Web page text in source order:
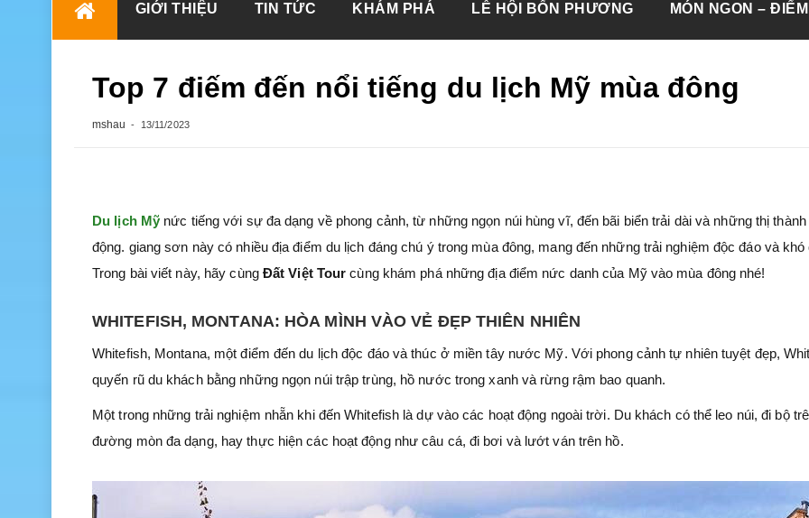
GIỚI THIỆU TIN TỨC KHÁM PHÁ LỄ HỘI BỐN PHƯƠNG MÓN NGON –
Top 7 điếm đến nổi tiếng du lịch Mỹ mùa đông
mshau 13/11/2023
Du lịch Mỹ nức tiếng với sự đa dạng về phong cảnh, từ những ngọn núi hùng vĩ, đến bãi biển trải dài và những thị thành
động. giang sơn này có nhiều địa điểm du lịch đáng chú ý trong mùa đông, mang đến những trải nghiệm độc đáo và khó
Trong bài viết này, hãy cùng Đất Việt Tour cùng khám phá những địa điểm nức danh của Mỹ vào mùa đông nhé!
WHITEFISH, MONTANA: HÒA MÌNH VÀO VẺ ĐẸP THIÊN NHIÊN
Whitefish, Montana, một điểm đến du lịch độc đáo và thúc ở miền tây nước Mỹ. Với phong cảnh tự nhiên tuyệt đẹp,
quyến rũ du khách bằng những ngọn núi trập trùng, hồ nước trong xanh và rừng rậm bao quanh.
Một trong những trải nghiệm nhẵn khi đến Whitefish là dự vào các hoạt động ngoài trời. Du khách có thể leo núi, đi bộ
đường mòn đa dạng, hay thực hiện các hoạt động như câu cá, đi bơi và lướt ván trên hồ.